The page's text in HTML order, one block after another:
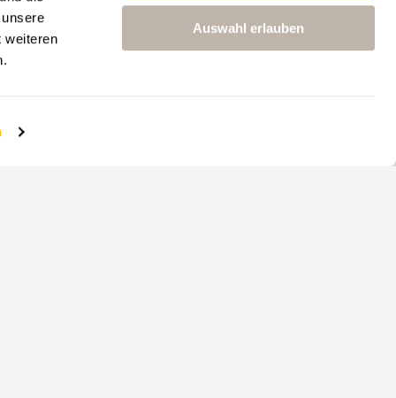
weiteren
Auswahl erlauben
zugeschnittenen Content